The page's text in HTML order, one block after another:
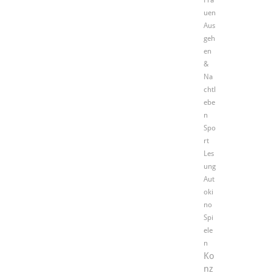
uen
Aus
geh
en
&
Na
chtl
ebe
n
Spo
rt
Les
ung
Aut
oki
no
Spi
ele
n
Ko
nz